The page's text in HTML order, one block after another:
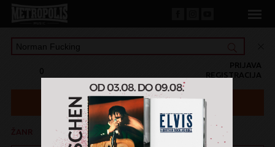
0 REGISTRACIJA
PRIJAVA
KATEGORIJA